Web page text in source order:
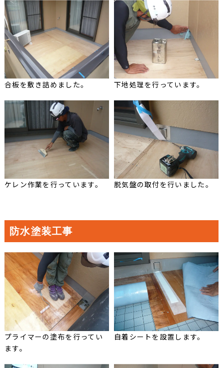
合板を敷き詰めました。 下地処理を行っています。
ケレン作業を行っています。 脱気盤の取付を行いました。
防水塗装工事
プライマーの塗布を行ってい
ます。
自着シートを設置します。